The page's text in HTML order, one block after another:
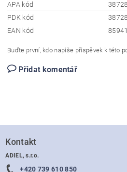
APA kód
PDK kód
EAN kód
Buďte první, kdo napíše příspěvek k této
Přidat komentář
Kontakt
ADIEL, s.r.o.
+420 739 610 850